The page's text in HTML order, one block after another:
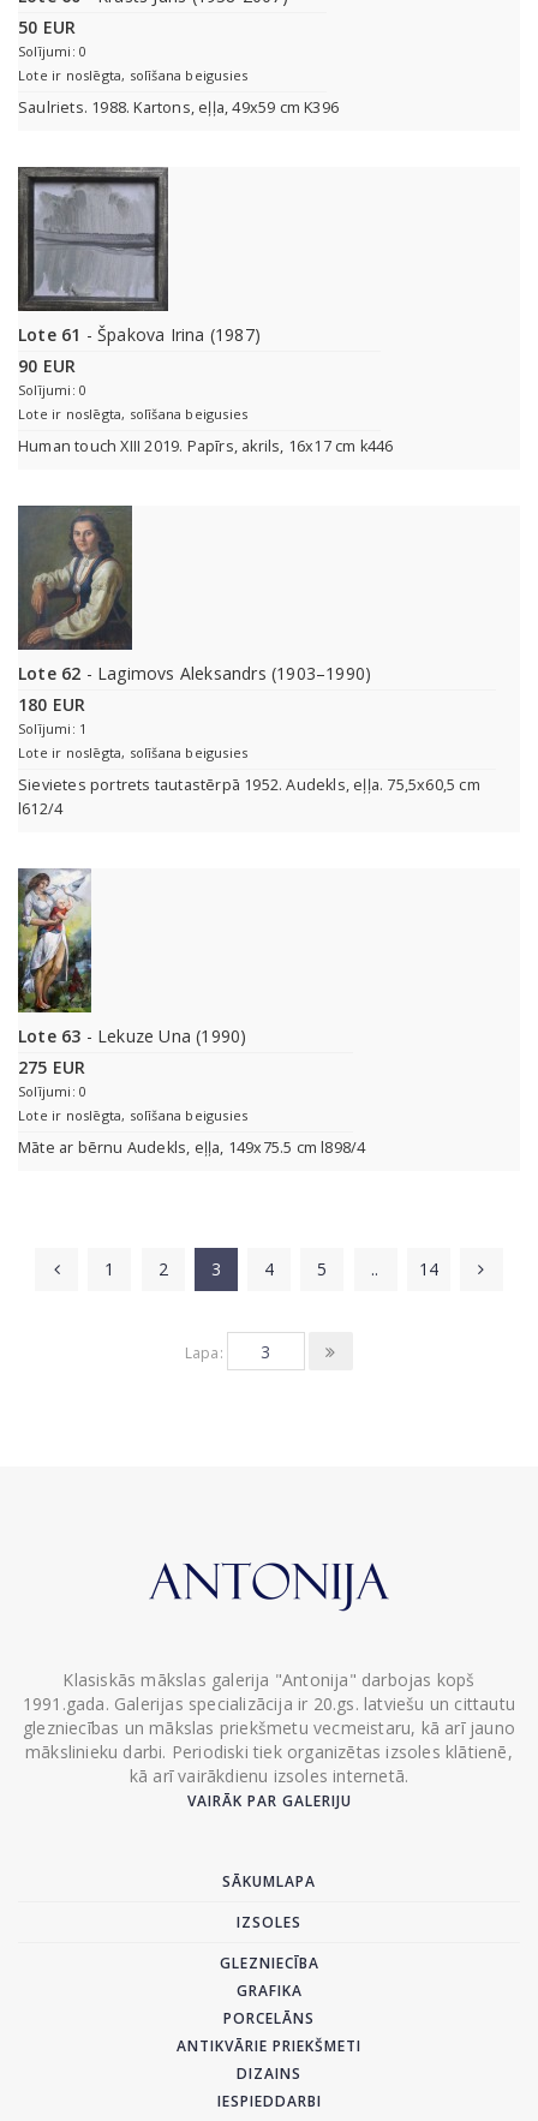
50 EUR
Solījumi: 0
Lote ir noslēgta, solīšana beigusies
Saulriets. 1988. Kartons, eļļa, 49x59 cm K396
Lote 61 - Špakova Irina (1987)
90 EUR
Solījumi: 0
Lote ir noslēgta, solīšana beigusies
Human touch XIII 2019. Papīrs, akrils, 16x17 cm k446
Lote 62 - Lagimovs Aleksandrs (1903–1990)
180 EUR
Solījumi: 1
Lote ir noslēgta, solīšana beigusies
Sievietes portrets tautastērpā 1952. Audekls, eļļa. 75,5x60,5 cm
l612/4
Lote 63 - Lekuze Una (1990)
275 EUR
Solījumi: 0
Lote ir noslēgta, solīšana beigusies
Māte ar bērnu Audekls, eļļa, 149x75.5 cm l898/4
1 2 3 4 5 .. 14
Lapa:
Klasiskās mākslas galerija "Antonija" darbojas kopš
1991.gada. Galerijas specializācija ir 20.gs. latviešu un cittautu
glezniecības un mākslas priekšmetu vecmeistaru, kā arī jauno
mākslinieku darbi. Periodiski tiek organizētas izsoles klātienē,
kā arī vairākdienu izsoles internetā.
VAIRĀK PAR GALERIJU
SĀKUMLAPA
IZSOLES
GLEZNIECĪBA
GRAFIKA
PORCELĀNS
ANTIKVĀRIE PRIEKŠMETI
DIZAINS
IESPIEDDARBI